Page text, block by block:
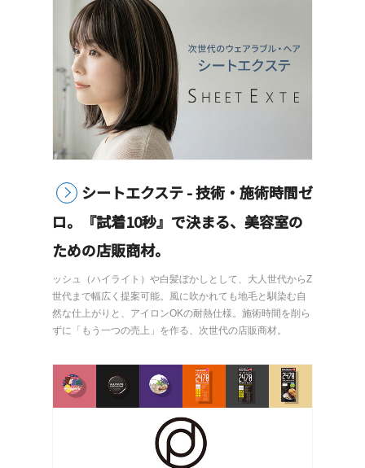
シートエクステ - 技術・施術時間ゼ
ロ。『試着10秒』で決まる、美容室の
ための店販商材。
ッシュ（ハイライト）や白髪ぼかしとして、大人世代からZ
世代まで幅広く提案可能。風に吹かれても地毛と馴染む自
然な仕上がりと、アイロンOKの耐熱仕様。施術時間を削ら
ずに「もう一つの売上」を作る、次世代の店販商材。